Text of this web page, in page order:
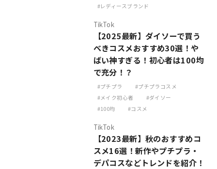
レディースブランド
TikTok
【2025最新】ダイソーで買う
べきコスメおすすめ30選！や
ばい神すぎる！初心者は100均
で充分！？
プチプラ
プチプラコスメ
メイク初心者
ダイソー
100均
コスメ
TikTok
【2023最新】秋のおすすめコ
スメ16選！新作やプチプラ・
デパコスなどトレンドを紹介！